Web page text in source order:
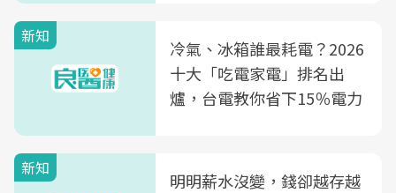
光田醫院建構360度女性健
康照護生態圈
新知
冷氣、冰箱誰最耗電？2026
十大「吃電家電」排名出
爐，台電教你省下15％電力
新知
明明薪水沒變，錢卻越存越